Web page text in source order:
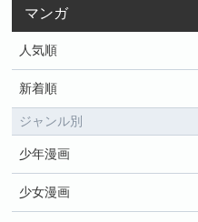
マンガ
人気順
新着順
ジャンル別
少年漫画
少女漫画